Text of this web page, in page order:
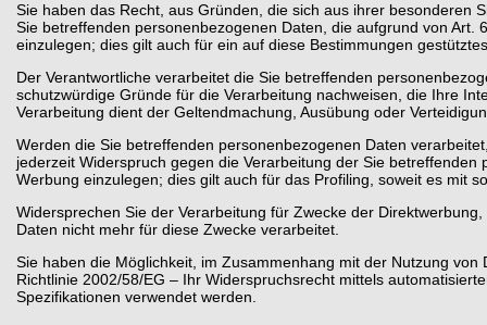
Sie haben das Recht, aus Gründen, die sich aus ihrer besonderen
Sie betreffenden personenbezogenen Daten, die aufgrund von Art.
einzulegen; dies gilt auch für ein auf diese Bestimmungen
Der Verantwortliche verarbeitet die Sie betreffenden
schutzwürdige Gründe für die Verarbeitung nachweisen, die Ihre
Verarbeitung dient der Geltendmachung, Ausübung oder
Werden die Sie betreffenden personenbezogenen Daten
jederzeit Widerspruch gegen die Verarbeitung der Sie
Werbung einzulegen; dies gilt auch für das Profiling, soweit es mit
Widersprechen Sie der Verarbeitung für Zwecke der
Daten nicht mehr für diese Zwecke verarbeitet.
Sie haben die Möglichkeit, im Zusammenhang mit der Nutzung
Richtlinie 2002/58/EG – Ihr Widerspruchsrecht mittels
Spezifikationen verwendet werden.